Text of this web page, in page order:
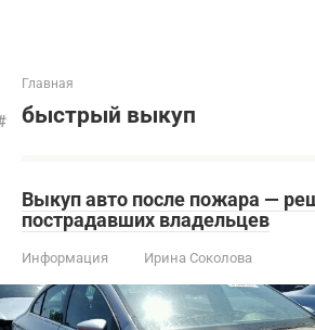
Главная
быстрый выкуп
Выкуп авто после пожара —
пострадавших владельцев
Информация Ирина Соколова